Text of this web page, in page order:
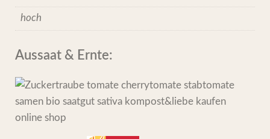
hoch
Aussaat & Ernte: